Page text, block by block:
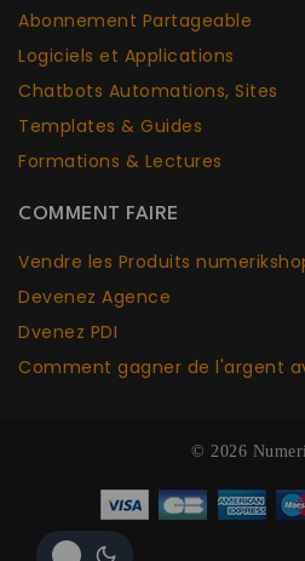
Abonnement Partageable
Logiciels et Applications
Chatbots Automations, Sites
Templates & Guides
Formations & Lectures
COMMENT FAIRE
Vendre les Produits
Devenez Agence
Dvenez PDI
Comment gagner de l'argent
© 2026